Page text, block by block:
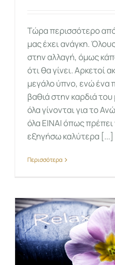
Tώρα περισσότερο
μας έχει ανάγκη.
στην αλλαγή, όμως
ότι θα γίνει. Αρκετοί
μεγάλο ύπνο, ενώ ένα
βαθιά στην καρδιά
όλα γίνονται για το
όλα ΕΙΝΑΙ όπως πρέπει
εξηγήσω καλύτερα [...]
Περισσότερα